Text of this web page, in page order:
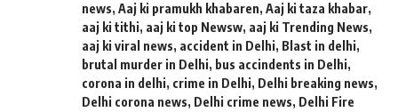
news, Aaj ki pramukh khabaren, Aaj ki taza khabar,
aaj ki tithi, aaj ki top Newsw, aaj ki Trending News,
aaj ki viral news, accident in Delhi, Blast in delhi,
brutal murder in Delhi, bus accindents in Delhi,
corona in delhi, crime in Delhi, Delhi breaking news,
Delhi corona news, Delhi crime news, Delhi Fire